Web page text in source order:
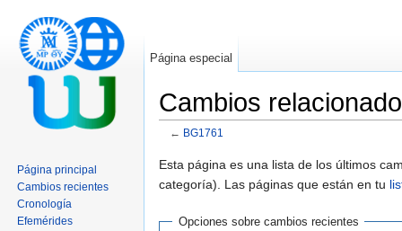
Cambios
← BG1761
Esta página es una lista de los últimos
categoría). Las páginas que están en tu
Opciones sobre cambios recientes
Página especial
Página principal
Cambios recientes
Cronología
Efemérides